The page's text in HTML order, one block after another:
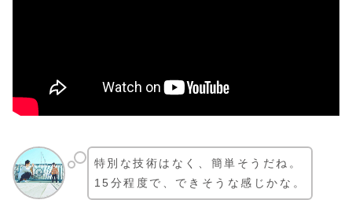
特別な技術はなく、簡単そうだね。
15分程度で、できそうな感じかな。